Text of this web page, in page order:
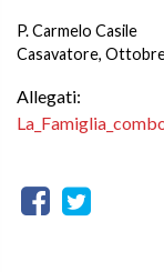
P. Carmelo Casile
Casavatore,
Allegati: